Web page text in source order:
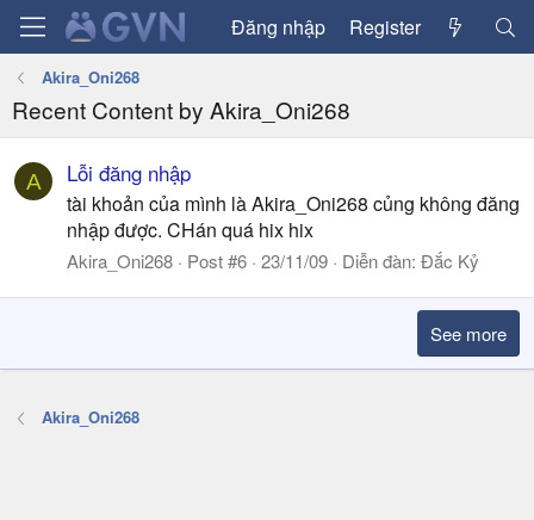
Đăng nhập Register
Akira_Oni268
Recent Content by Akira_Oni268
A Lỗi đăng nhập
tài khoản của mình là Akira_Oni268 củng không đăng
nhập được. CHán quá hix hix
Akira_Oni268 Post #6 23/11/09 Diễn đàn: Đắc Kỷ
See more
Akira_Oni268